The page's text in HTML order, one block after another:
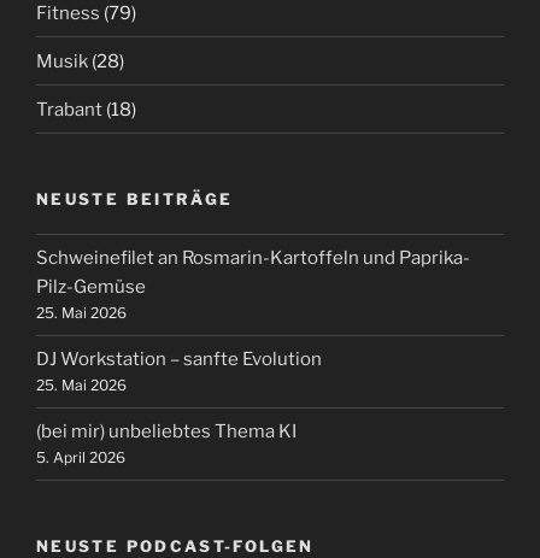
Fitness (79)
Musik (28)
Trabant (18)
NEUSTE BEITRÄGE
Schweinefilet an Rosmarin-Kartoffeln und Paprika-
Pilz-Gemüse
25. Mai 2026
DJ Workstation – sanfte Evolution
25. Mai 2026
(bei mir) unbeliebtes Thema KI
5. April 2026
NEUSTE PODCAST-FOLGEN